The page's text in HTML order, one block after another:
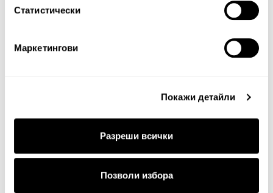
Статистически
Маркетингови
Покажи детайли
Разреши всички
Позволи избора